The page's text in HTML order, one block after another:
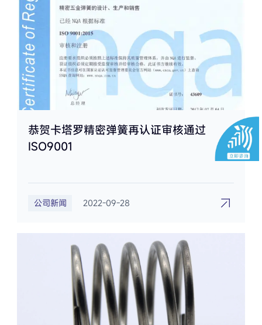
恭贺卡塔罗精密弹簧再认证审核通过
ISO9001
公司新闻 2022-09-28